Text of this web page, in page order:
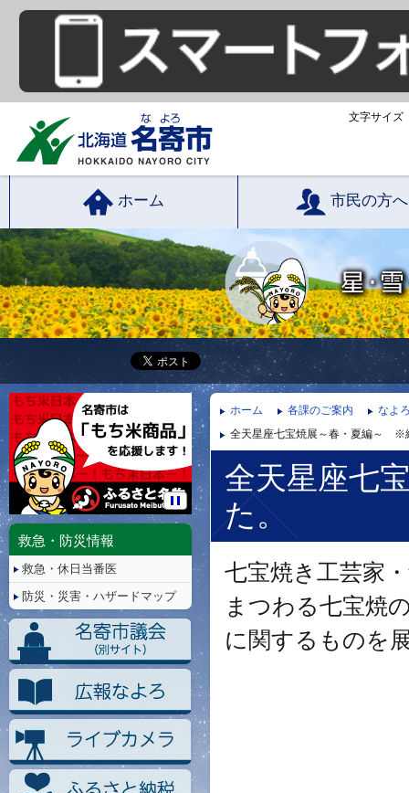
文字サイズ
ホーム 市民の方へ
ホーム 各課のご案内 なよ
全天星座七宝焼展～春・夏編～ ※
全天星座七
た。
七宝焼き工芸家
まつわる七宝焼
に関するものを
停
救急・防災情報
救急・休日当番医
防災・災害・ハザードマップ